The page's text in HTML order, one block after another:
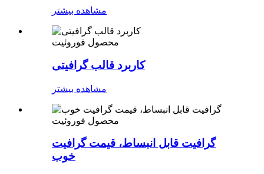
مشاهده بیشتر
محصول فوروئیت
کاربرد قالب گرافیتی
مشاهده بیشتر
محصول فوروئیت
گرافیت قابل انبساط، قیمت گرافیت
خوب